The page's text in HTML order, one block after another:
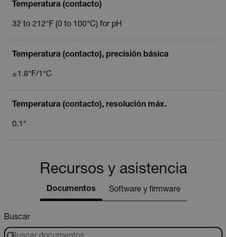
Temperatura (contacto)
32 to 212°F (0 to 100°C) for pH
Temperatura (contacto), precisión básica
±1.8°F/1°C
Temperatura (contacto), resolución máx.
0.1°
Recursos y asistencia
Documentos Software y firmware
Buscar